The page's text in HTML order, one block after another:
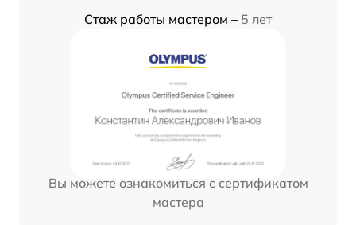
Стаж работы мастером – 5 лет
Вы можете ознакомиться с сертификатом
мастера